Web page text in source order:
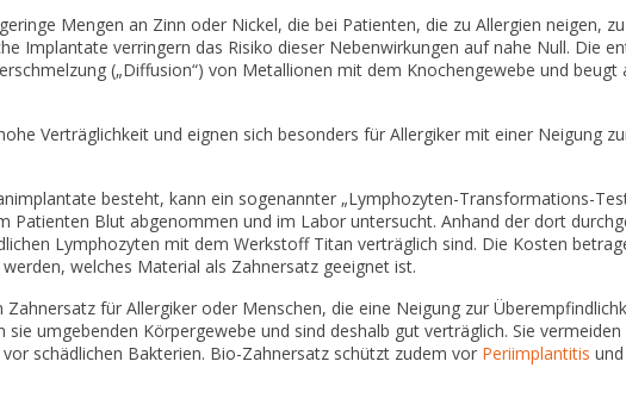
Mengen an Zinn oder Nickel, die bei Patienten, die zu Allergien neigen,
Implantate verringern das Risiko dieser Nebenwirkungen auf nahe Null. Die
(„Diffusion“) von Metallionen mit dem Knochengewebe und beugt
Verträglichkeit und eignen sich besonders für Allergiker mit einer Neigung
besteht, kann ein sogenannter „Lymphozyten-Transformations-
Patienten Blut abgenommen und im Labor untersucht. Anhand der dort
Lymphozyten mit dem Werkstoff Titan verträglich sind. Die Kosten
welches Material als Zahnersatz geeignet ist.
für Allergiker oder Menschen, die eine Neigung zur
umgebenden Körpergewebe und sind deshalb gut verträglich. Sie
schädlichen Bakterien. Bio-Zahnersatz schützt zudem vor Periimplantitis